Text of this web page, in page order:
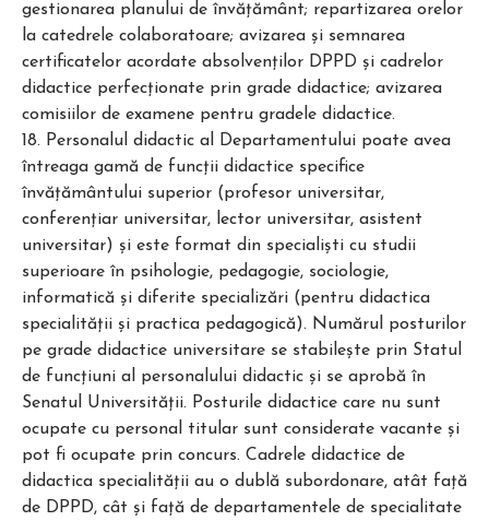
gestionarea planului de învăţământ; repartizarea orelor
la catedrele colaboratoare; avizarea şi semnarea
certificatelor acordate absolvenţilor DPPD şi cadrelor
didactice perfecţionate prin grade didactice; avizarea
comisiilor de examene pentru gradele didactice.
18. Personalul didactic al Departamentului poate avea
întreaga gamă de funcţii didactice specifice
învăţământului superior (profesor universitar,
conferenţiar universitar, lector universitar, asistent
universitar) şi este format din specialişti cu studii
superioare în psihologie, pedagogie, sociologie,
informatică şi diferite specializări (pentru didactica
specialităţii şi practica pedagogică). Numărul posturilor
pe grade didactice universitare se stabileşte prin Statul
de funcţiuni al personalului didactic și se aprobă în
Senatul Universității. Posturile didactice care nu sunt
ocupate cu personal titular sunt considerate vacante şi
pot fi ocupate prin concurs. Cadrele didactice de
didactica specialităţii au o dublă subordonare, atât faţă
de DPPD, cât şi faţă de departamentele de specialitate